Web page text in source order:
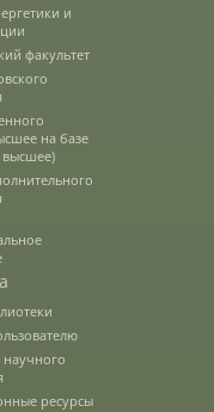
ситуаций
и
факультет
на базе
ресурсы